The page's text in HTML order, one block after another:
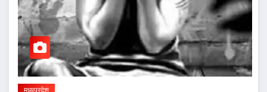
मध्यप्रदेश